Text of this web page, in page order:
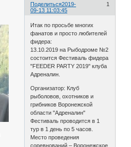
Поделиться 1
2019-
09-13 11:03:45
Итак по просьбе многих
фанатов и просто любителей
фидера:
13.10.2019 на Рыбодроме №2
состоится Фестиваль фидера
"FEEDER PARTY 2019" клуба
Адреналин.
Организатор: Клуб
рыболовов, охотников и
грибников Воронежской
области "Адреналин"
Фестиваль проводится в 1
тур в 1 день по 5 часов.
Место проведения
соревнований – Воронежское